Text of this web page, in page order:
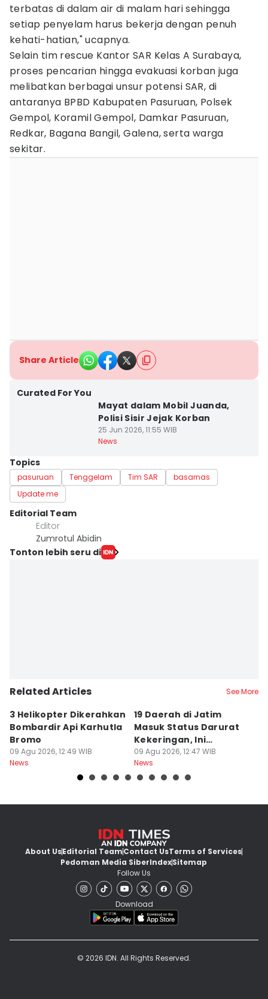
terbatas di dalam air di malam hari sehingga
setiap penyelam harus bekerja dengan penuh
kehati-hatian," ucapnya.
Selain tim rescue Kantor SAR Kelas A Surabaya,
proses pencarian hingga evakuasi korban juga
melibatkan berbagai unsur potensi SAR, di
antaranya BPBD Kabupaten Pasuruan, Polsek
Gempol, Koramil Gempol, Damkar Pasuruan,
Redkar, Bagana Bangil, Galena, serta warga
sekitar.
Share Article
Curated For You
Mayat dalam Mobil Juanda,
Polisi Sisir Jejak Korban
25 Jun 2026, 11:55 WIB
News
Topics
pasuruan Tenggelam Tim SAR
basarnas
Update me
Editorial Team
Editor
Zumrotul Abidin
Tonton lebih seru di
Related Articles See More
3 Helikopter Dikerahkan
Bombardir Api Karhutla
Bromo
09 Agu 2026, 12:49 WIB
News
19 Daerah di Jatim
Masuk Status Darurat
Kekeringan, Ini
Daftarnya
09 Agu 2026, 12:47 WIB
News
About UsEditorial TeamContact UsTerms of Services
Pedoman Media SiberIndexSitemap
Follow Us
Download
© 2026 IDN. All Rights Reserved.